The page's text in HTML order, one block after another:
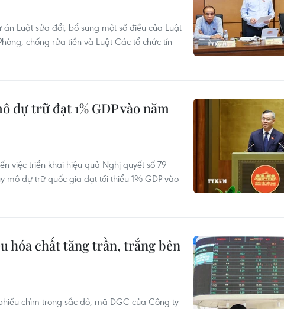
Luật sửa đổi, bổ sung một số điều của Luật
chống rửa tiền và Luật Các tổ chức tín
dự trữ đạt 1% GDP vào năm
việc triển khai hiệu quả Nghị quyết số 79
mô dự trữ quốc gia đạt tối thiểu 1% GDP vào
hóa chất tăng trần, trắng bên
chìm trong sắc đỏ, mã DGC của Công ty